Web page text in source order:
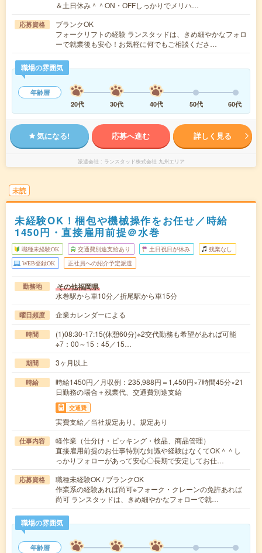
＆土日休み＾＾ON・OFFしっかりでメリハ…
応募資格
ブランクOK
フォークリフトの経験 ランスタッドは、きめ細やかなフォロ
ーで就業後も安心！お気軽に何でもご相談くださ…
職場の雰囲気
年齢層
20代
30代 40代 50代 60代
気になる! 応募へ進む 詳しく見る
派遣会社 ランスタッド株式会社 九州エリア
未読
未経験OK！梱包や機械操作をお任せ／時給
1450円・直接雇用前提＠水巻
職種未経験OK 交通費別途支給あり 土日祝日が休み 残業なし
WEB登録OK 正社員への紹介予定派遣
勤務地 その他福岡県
水巻駅から車10分／折尾駅から車15分
曜日頻度 企業カレンダーによる
時間
(1)08:30-17:15(休憩60分)※2交代勤務も希望があれば可能
※7：00～15：45／15…
期間 3ヶ月以上
時給
時給1450円／月収例：235,988円＝1,450円×7時間45分×21
日勤務の場合＋残業代、交通費別途支給
交通費
実費支給／当社規定あり。規定あり
仕事内容
軽作業（仕分け・ピッキング・検品、商品管理）
直接雇用前提のお仕事特別な知識や経験はなくてOK＾＾し
っかりフォローがあって安心〇長期で安定してお仕…
応募資格
職種未経験OK / ブランクOK
作業系の経験あれば尚可※フォーク・クレーンの免許あれば
尚可 ランスタッドは、きめ細やかなフォローで就…
職場の雰囲気
年齢層